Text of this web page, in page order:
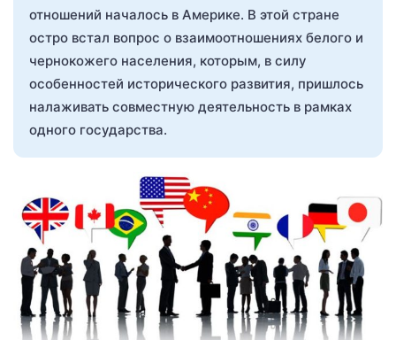
отношений началось в Америке. В этой стране
остро встал вопрос о взаимоотношениях белого и
чернокожего населения, которым, в силу
особенностей исторического развития, пришлось
налаживать совместную деятельность в рамках
одного государства.